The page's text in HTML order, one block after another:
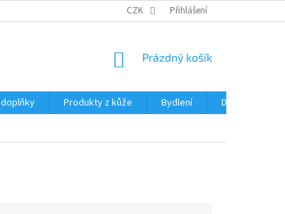
ÚDAJŮ CZK Přihlášení
NÁKUPNÍ
Prázdný košík
Produkty z kůže Bydlení
Domácnost